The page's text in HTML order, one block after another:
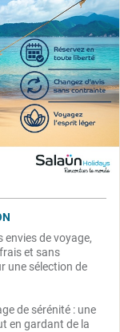
envies de voyage,
et sans
une sélection de
de sérénité : une
en gardant de la